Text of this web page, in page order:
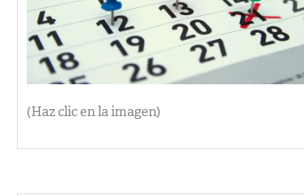
(Haz clic en la imagen)